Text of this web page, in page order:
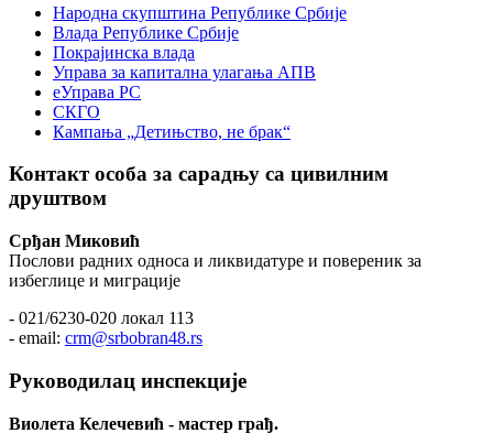
Народна скупштина Републике Србије
Влада Републике Србије
Покрајинска влада
Управа за капитална улагања АПВ
еУправа РС
СКГО
Кампања „Детињство, не брак“
Контакт особа за сарадњу са цивилним
друштвом
Срђан Миковић
Послови радних односа и ликвидатуре и повереник за
избеглице и миграције
- 021/6230-020 локал 113
- email: crm@srbobran48.rs
Руководилац инспекције
Виолета Келечевић - мастер грађ.